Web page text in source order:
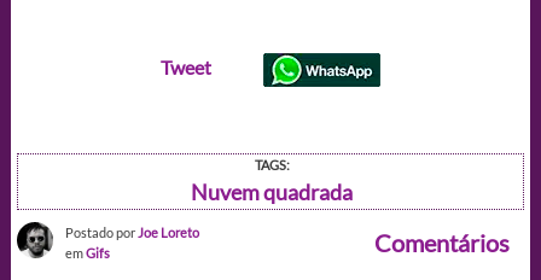
Tweet
TAGS:
Nuvem quadrada
Postado por Joe Loreto
emGifs Comentários